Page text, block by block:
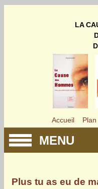
LA
Plus tu as eu de
MENU
Accueil Plan